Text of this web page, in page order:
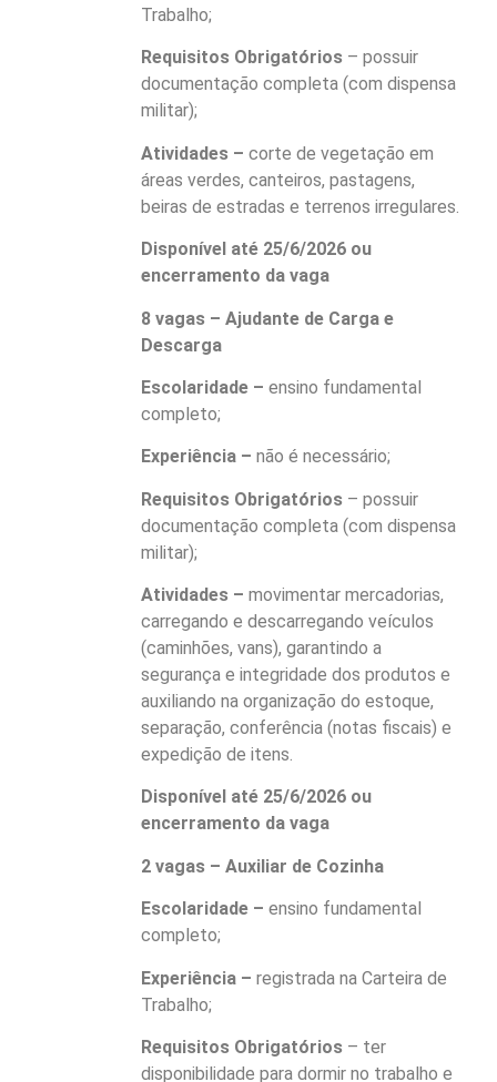
Trabalho;
Requisitos Obrigatórios – possuir
documentação completa (com dispensa
militar);
Atividades –corte de vegetação em
áreas verdes, canteiros, pastagens,
beiras de estradas e terrenos irregulares.
Disponível até 25/6/2026 ou
encerramento da vaga
8 vagas – Ajudante de Carga e
Descarga
Escolaridade – ensino fundamental
completo;
Experiência –não é necessário;
Requisitos Obrigatórios – possuir
documentação completa (com dispensa
militar);
Atividades –movimentar mercadorias,
carregando e descarregando veículos
(caminhões, vans), garantindo a
segurança e integridade dos produtos e
auxiliando na organização do estoque,
separação, conferência (notas fiscais) e
expedição de itens.
Disponível até 25/6/2026 ou
encerramento da vaga
2 vagas – Auxiliar de Cozinha
Escolaridade – ensino fundamental
completo;
Experiência –registrada na Carteira de
Trabalho;
Requisitos Obrigatórios – ter
disponibilidade para dormir no trabalho e